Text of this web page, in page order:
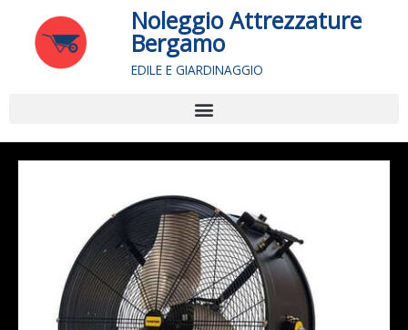
contenuto
Noleggio Attrezzature
Bergamo
EDILE E GIARDINAGGIO